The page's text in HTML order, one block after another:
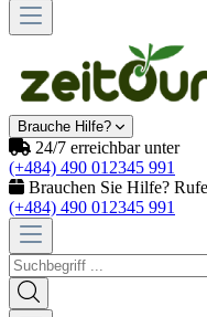
Brauche Hilfe?
24/7 erreichbar unter
(+484) 490 012345 991
Brauchen Sie Hilfe?
(+484) 490 012345 991